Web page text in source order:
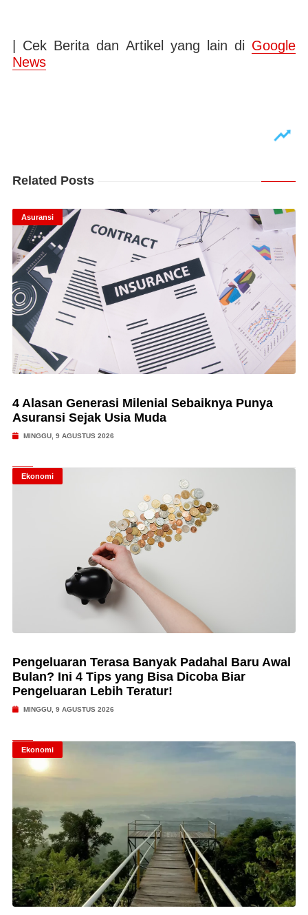
| Cek Berita dan Artikel yang lain di Google
News
Related Posts
Asuransi
4 Alasan Generasi Milenial Sebaiknya Punya
Asuransi Sejak Usia Muda
MINGGU, 9 AGUSTUS 2026
Ekonomi
Pengeluaran Terasa Banyak Padahal Baru Awal
Bulan? Ini 4 Tips yang Bisa Dicoba Biar
Pengeluaran Lebih Teratur!
MINGGU, 9 AGUSTUS 2026
Ekonomi